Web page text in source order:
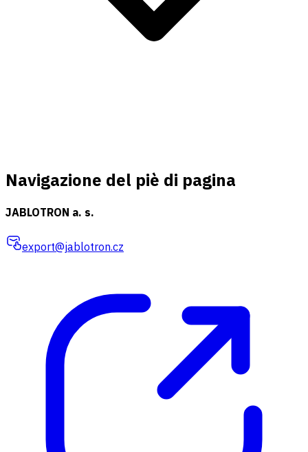
Navigazione del piè di pagina
JABLOTRON a. s.
export@jablotron.cz